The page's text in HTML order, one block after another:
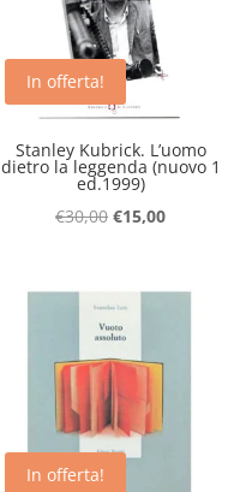
In offerta!
Stanley Kubrick. L’uomo
dietro la leggenda (nuovo 1
ed.1999)
€30,00 Il
era:
€30,00.
€15,00Il
In offerta!